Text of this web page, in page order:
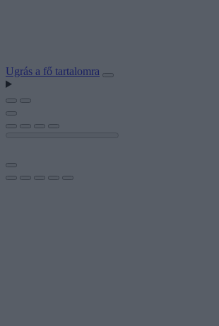
Ugrás a fő tartalomra